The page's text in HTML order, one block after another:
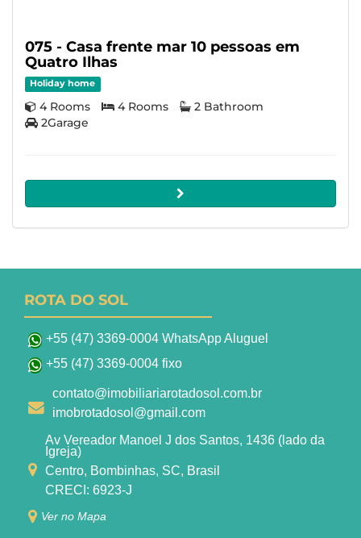
075 - Casa frente mar 10 pessoas em
Quatro Ilhas
Holiday home
4 Rooms 4 Rooms
2 Bathroom
2Garage
ROTA DO SOL
+55 (47) 3369-0004 WhatsApp Aluguel
+55 (47) 3369-0004 fixo
contato@imobiliariarotadosol.com.br
imobrotadosol@gmail.com
Av Vereador Manoel J dos Santos, 1436 (lado da
Igreja)
Centro, Bombinhas, SC, Brasil
CRECI: 6923-J
Ver no Mapa